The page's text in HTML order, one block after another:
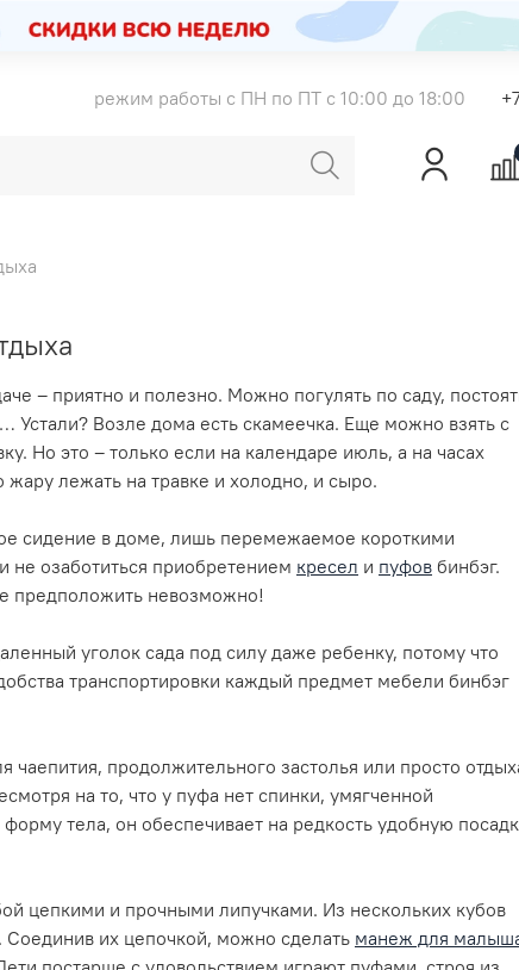
режим работы с ПН по ПТ с 10:00 до 18:00
– приятно и полезно. Можно погулять по саду,
Устали? Возле дома есть скамеечка. Еще можно взять с
Но это – только если на календаре июль, а на часах
лежать на травке и холодно, и сыро.
сидение в доме, лишь перемежаемое короткими
не озаботиться приобретением кресел и пуфов бинбэг.
предположить невозможно!
уголок сада под силу даже ребенку, потому что
транспортировки каждый предмет мебели бинбэг
чаепития, продолжительного застолья или просто
на то, что у пуфа нет спинки, умягченной
тела, он обеспечивает на редкость удобную
цепкими и прочными липучками. Из нескольких кубов
Соединив их цепочкой, можно сделать манеж для